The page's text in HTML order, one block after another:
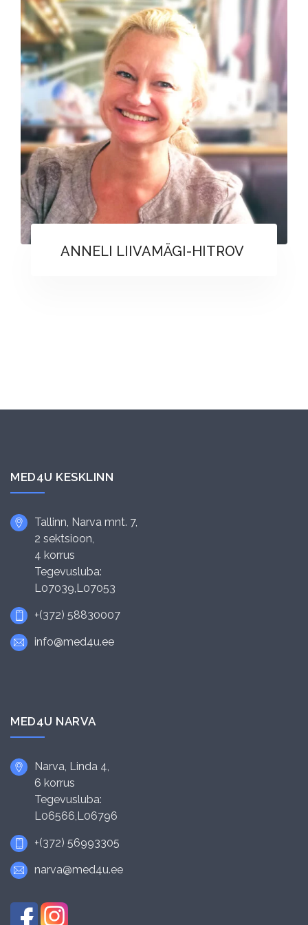
ANNELI LIIVAMÄGI-HITROV
MED4U KESKLINN
Tallinn, Narva mnt. 7,
2 sektsioon,
4 korrus
Tegevusluba:
L07039,L07053
+(372) 58830007
info@med4u.ee
MED4U NARVA
Narva, Linda 4,
6 korrus
Tegevusluba:
L06566,L06796
+(372) 56993305
narva@med4u.ee